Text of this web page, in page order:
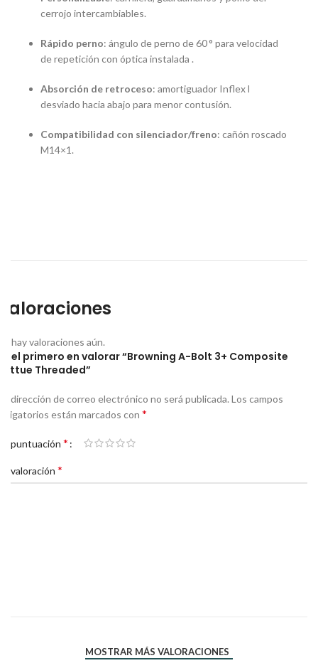
cerrojo intercambiables.
Rápido perno: ángulo de perno de 60 ° para velocidad
de repetición con óptica instalada .
Absorción de retroceso: amortiguador Inflex I
desviado hacia abajo para menor contusión.
Compatibilidad con silenciador/freno: cañón roscado
M14×1.
hay valoraciones aún.
el primero en valorar “Browning A-Bolt 3+ Composite
Threaded”
dirección de correo electrónico no será publicada.Los campos
están marcados con *
puntuación *
valoración *
MOSTRAR MÁS VALORACIONES